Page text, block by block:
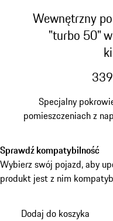
Wewnętrzny
"turbo 50"
Specjalny
pomieszczeniach z
Sprawdź kompatybilność
Wybierz swój pojazd, aby
produkt jest z nim
Dodaj do koszyka